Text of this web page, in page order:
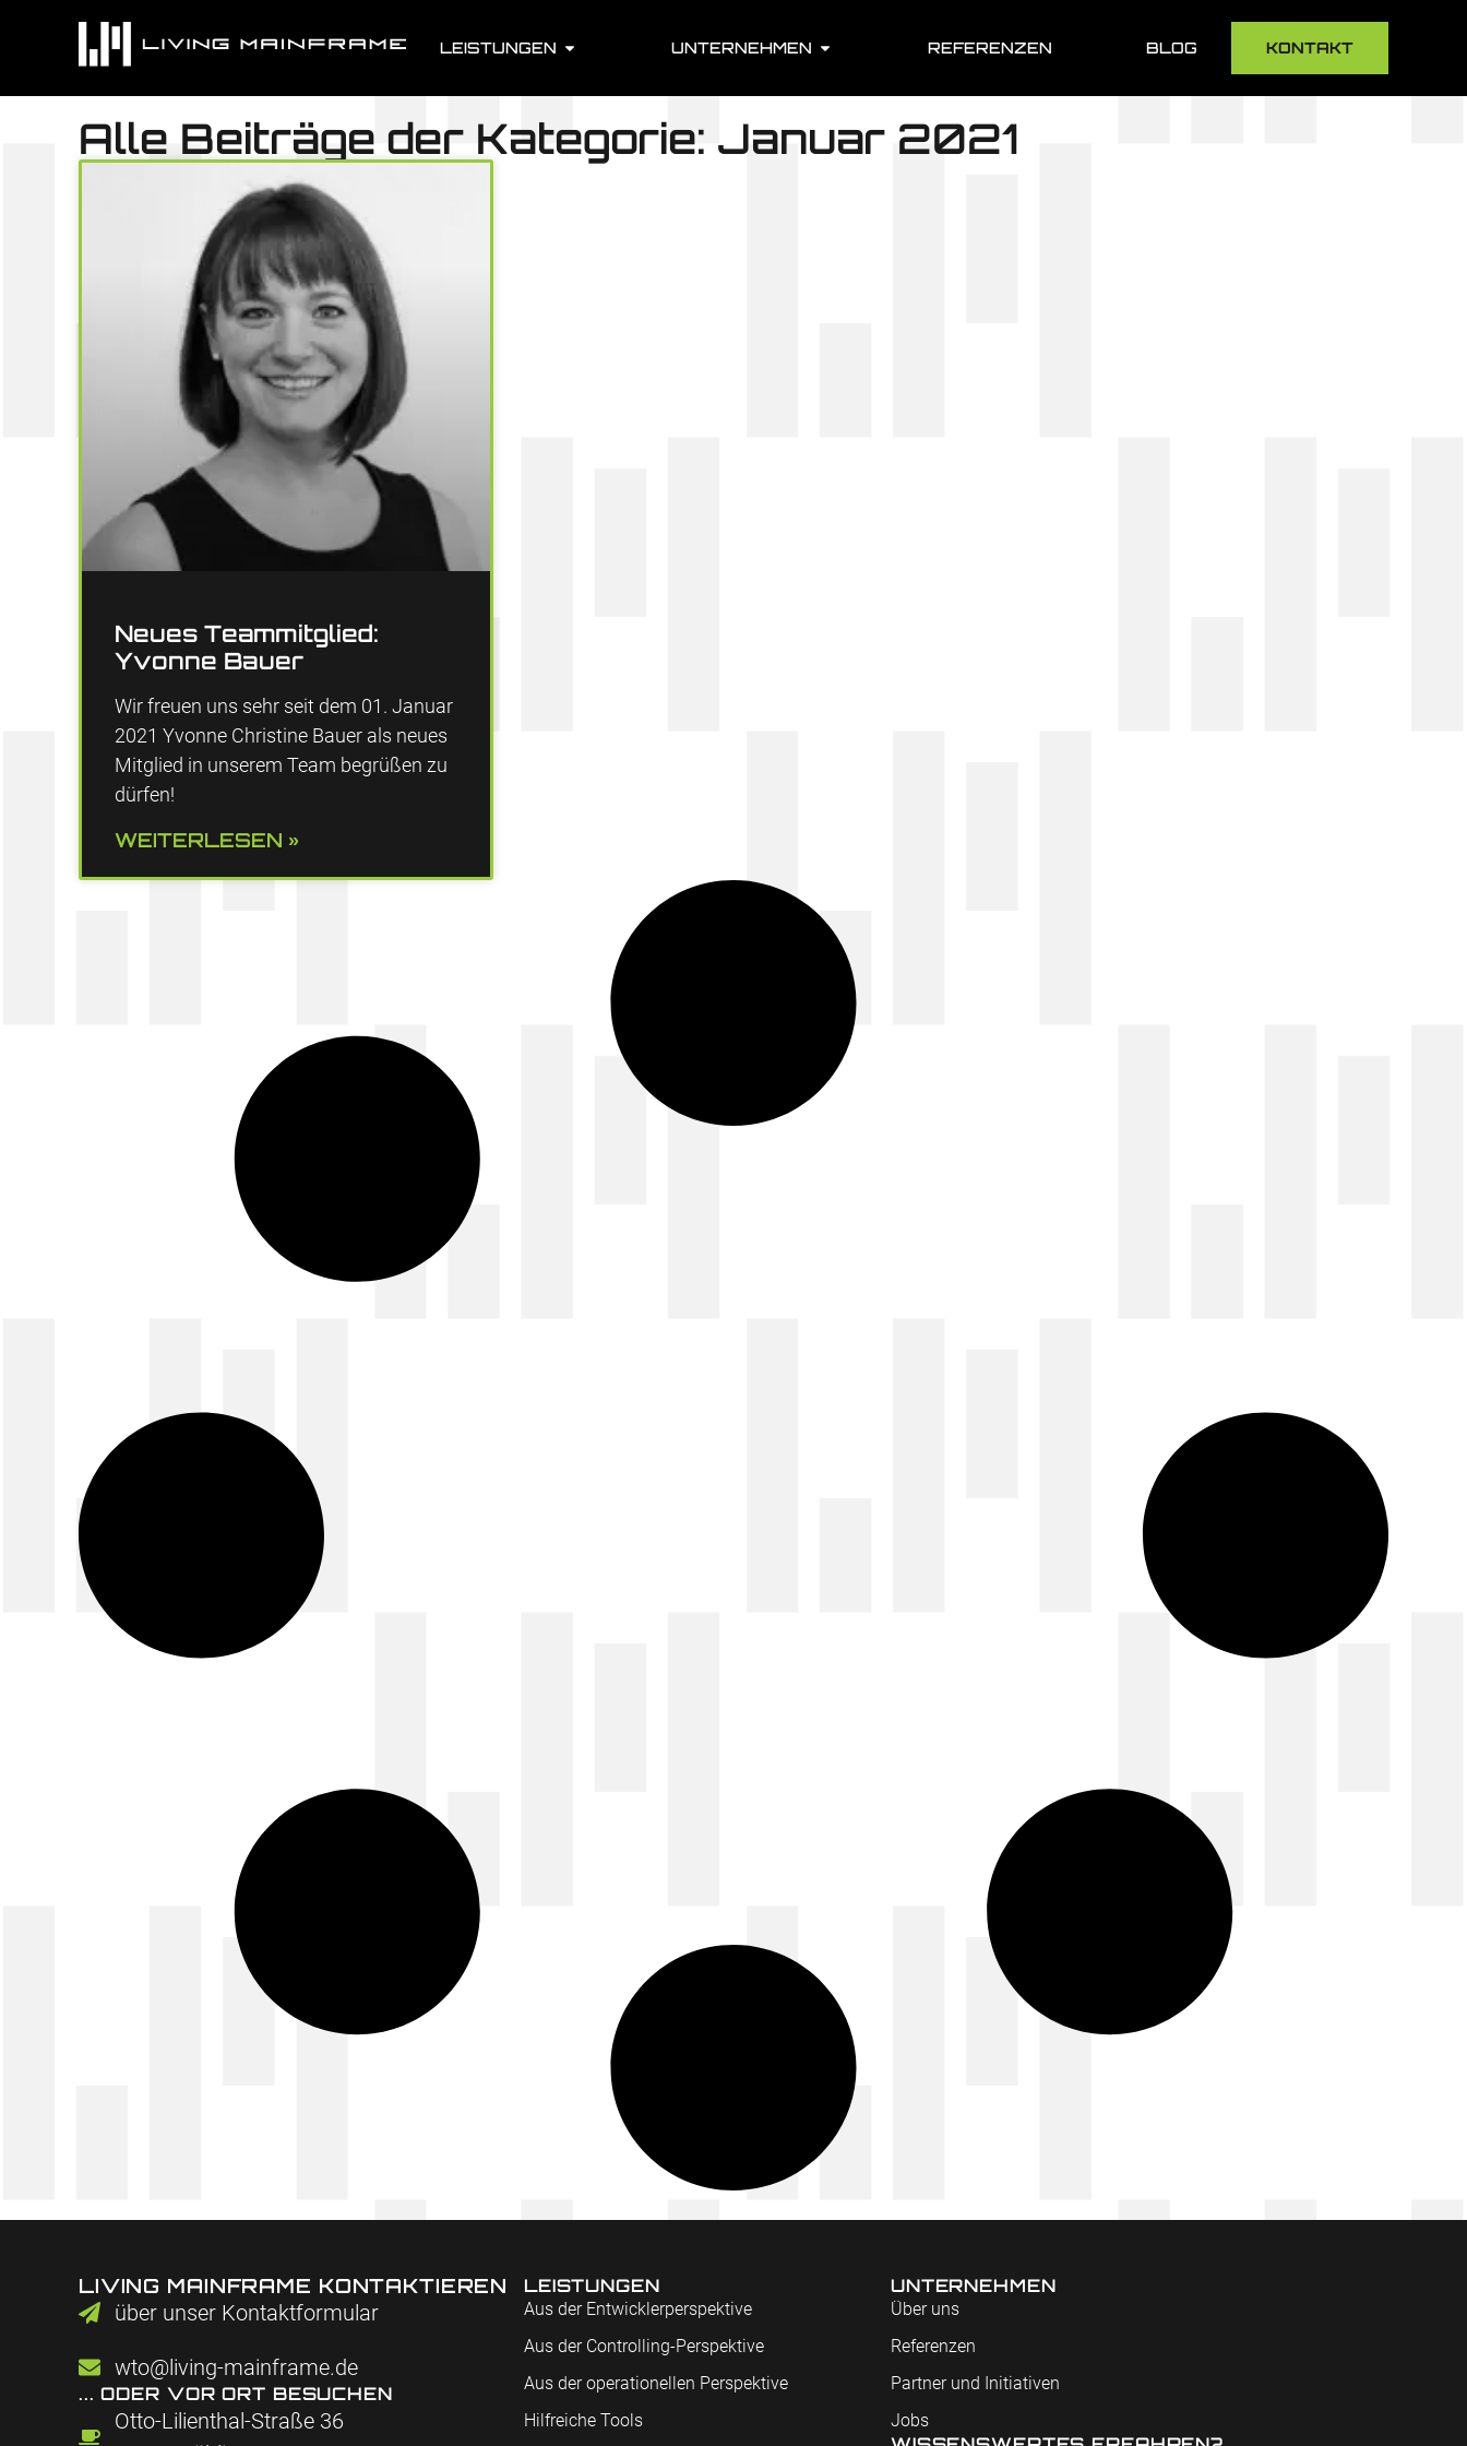
LEISTUNGEN UNTERNEHMEN REFERENZEN BLOG KONTAKT
Alle Beiträge der Kategorie: Januar 2021
Neues Teammitglied:
Yvonne Bauer
Wir freuen uns sehr seit dem 01. Januar
2021 Yvonne Christine Bauer als neues
Mitglied in unserem Team begrüßen zu
dürfen!
WEITERLESEN »
LIVING MAINFRAME KONTAKTIEREN
über unser Kontaktformular
wto@living-mainframe.de
... ODER VOR ORT BESUCHEN
Otto-Lilienthal-Straße 36
LEISTUNGEN
Aus der Entwicklerperspektive
Aus der Controlling-Perspektive
Aus der operationellen Perspektive
Hilfreiche Tools
UNTERNEHMEN
Über uns
Referenzen
Partner und Initiativen
Jobs